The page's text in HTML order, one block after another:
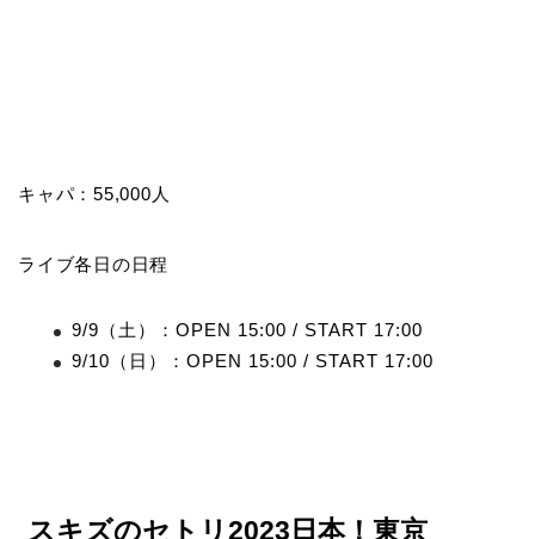
キャパ：55,000人
ライブ各日の日程
9/9（土）：OPEN 15:00 / START 17:00
9/10（日）：OPEN 15:00 / START 17:00
スキズのセトリ2023日本！東京